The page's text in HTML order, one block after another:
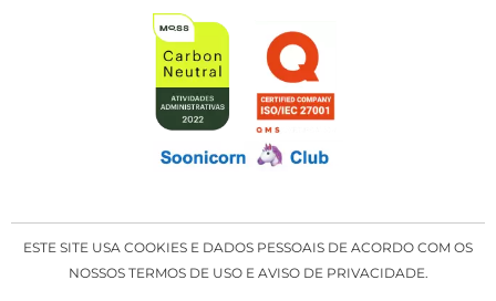
ESTE SITE USA COOKIES E DADOS PESSOAIS DE ACORDO COM OS
NOSSOS TERMOS DE USO E AVISO DE PRIVACIDADE.